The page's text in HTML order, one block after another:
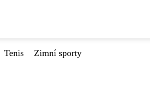
Tenis Zimní sporty